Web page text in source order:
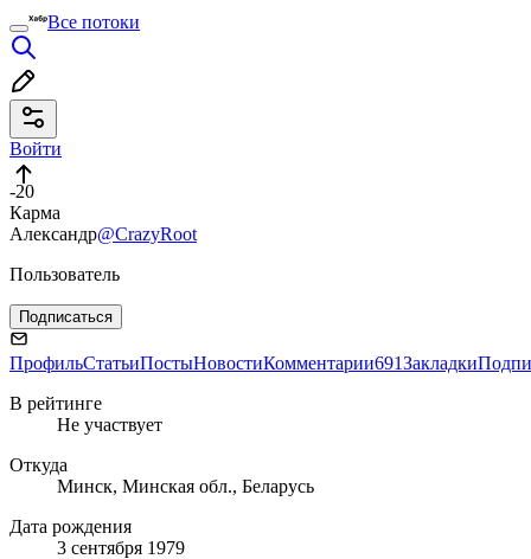
Все потоки
Войти
-20
Карма
Александр@CrazyRoot
Пользователь
Подписаться
ПрофильСтатьиПостыНовостиКомментарии691Закладки
В рейтинге
Не участвует
Откуда
Минск, Минская обл., Беларусь
Дата рождения
3 сентября 1979